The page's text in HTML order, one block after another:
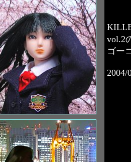
vol.2
ゴー
2004/